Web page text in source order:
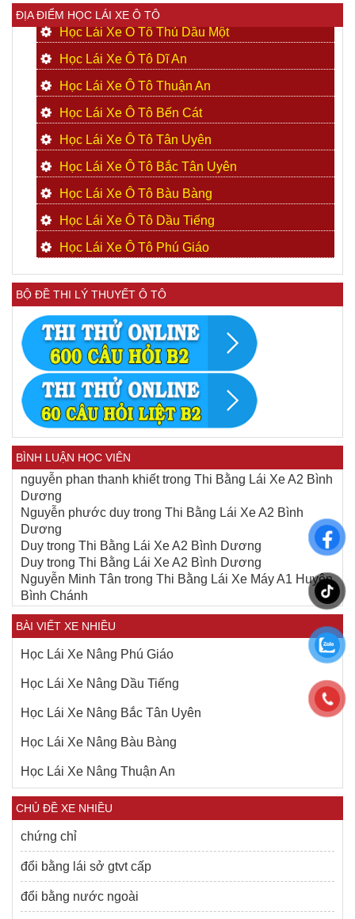
ĐỊA ĐIỂM HỌC LÁI XE Ô TÔ
Học Lái Xe Ô Tô Thủ Dầu Một
Học Lái Xe Ô Tô Dĩ An
Học Lái Xe Ô Tô Thuận An
Học Lái Xe Ô Tô Bến Cát
Học Lái Xe Ô Tô Tân Uyên
Học Lái Xe Ô Tô Bắc Tân Uyên
Học Lái Xe Ô Tô Bàu Bàng
Học Lái Xe Ô Tô Dầu Tiếng
Học Lái Xe Ô Tô Phú Giáo
BỘ ĐỀ THI LÝ THUYẾT Ô TÔ
BÌNH LUẬN HỌC VIÊN
nguyễn phan thanh khiếttrong Thi Bằng Lái Xe A2 Bình
Dương
Nguyễn phước duy trong Thi Bằng Lái Xe A2 Bình
Dương
Duy trong Thi Bằng Lái Xe A2 Bình Dương
Duy trong Thi Bằng Lái Xe A2 Bình Dương
Nguyễn Minh Tân trong Thi Bằng Lái Xe Máy A1 Huyện
Bình Chánh
BÀI VIẾT XE NHIỀU
Học Lái Xe Nâng Phú Giáo
Học Lái Xe Nâng Dầu Tiếng
Học Lái Xe Nâng Bắc Tân Uyên
Học Lái Xe Nâng Bàu Bàng
Học Lái Xe Nâng Thuận An
CHỦ ĐỀ XE NHIỀU
chứng chỉ
đổi bằng lái sở gtvt cấp
đổi bằng nước ngoài